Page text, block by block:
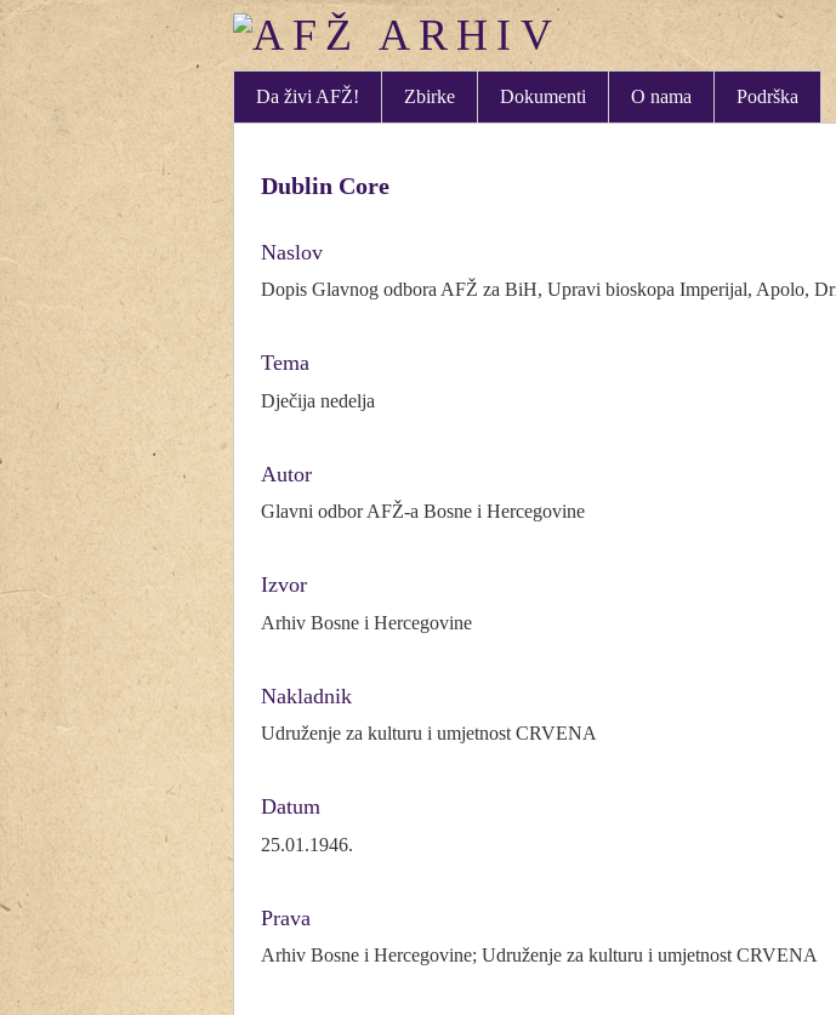
Da živi AFŽ! Zbirke Dokumenti O nama Podrška
Dublin Core
Naslov
Dopis Glavnog odbora AFŽ za BiH, Upravi bioskopa Imperijal, Apolo,
Tema
Dječija nedelja
Autor
Glavni odbor AFŽ-a Bosne i Hercegovine
Izvor
Arhiv Bosne i Hercegovine
Nakladnik
Udruženje za kulturu i umjetnost CRVENA
Datum
25.01.1946.
Prava
Arhiv Bosne i Hercegovine; Udruženje za kulturu i umjetnost CRVENA